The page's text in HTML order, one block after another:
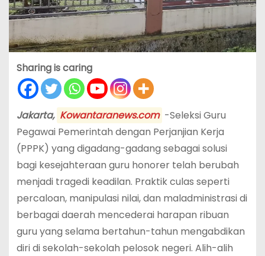
Sharing is caring
Jakarta, Kowantaranews.com -Seleksi Guru
Pegawai Pemerintah dengan Perjanjian Kerja
(PPPK) yang digadang-gadang sebagai solusi
bagi kesejahteraan guru honorer telah berubah
menjadi tragedi keadilan. Praktik culas seperti
percaloan, manipulasi nilai, dan maladministrasi di
berbagai daerah mencederai harapan ribuan
guru yang selama bertahun-tahun mengabdikan
diri di sekolah-sekolah pelosok negeri. Alih-alih